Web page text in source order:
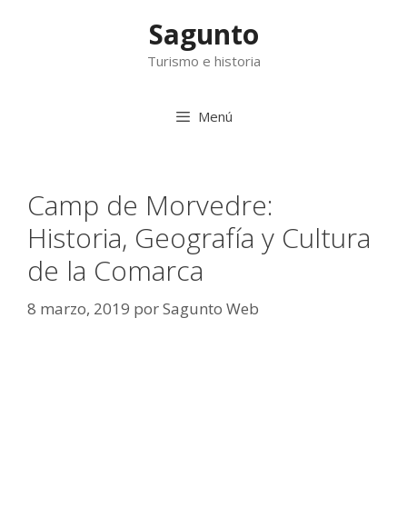
Sagunto
Turismo e historia
Menú
Camp de Morvedre:
Historia, Geografía y Cultura
de la Comarca
8 marzo, 2019 porSagunto Web